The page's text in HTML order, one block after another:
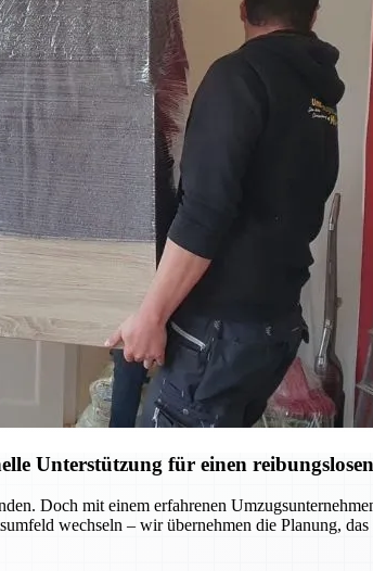
Unterstützung für einen
Doch mit einem erfahrenen
wechseln – wir übernehmen die Planung,